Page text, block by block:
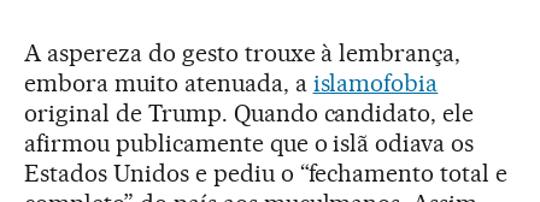
A aspereza do gesto trouxe à lembrança,
embora muito atenuada, a islamofobia
original de Trump. Quando candidato, ele
afirmou publicamente que o islã odiava os
Estados Unidos e pediu o “fechamento total e